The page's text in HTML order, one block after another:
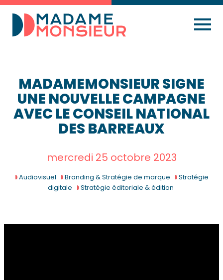
MADAMEMONSIEUR SIGNE
UNE NOUVELLE CAMPAGNE
AVEC LE CONSEIL NATIONAL
DES BARREAUX
mercredi 25 octobre 2023
Audiovisuel Branding & Stratégie de marque
Stratégie
digitale
Stratégie éditoriale & édition